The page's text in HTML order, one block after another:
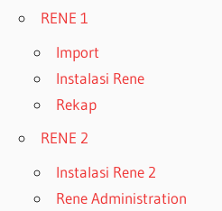
RENE 1
Import
Instalasi Rene
Rekap
RENE 2
Instalasi Rene 2
Rene Administration